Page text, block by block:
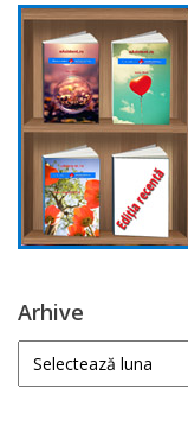
Arhive
Arhive